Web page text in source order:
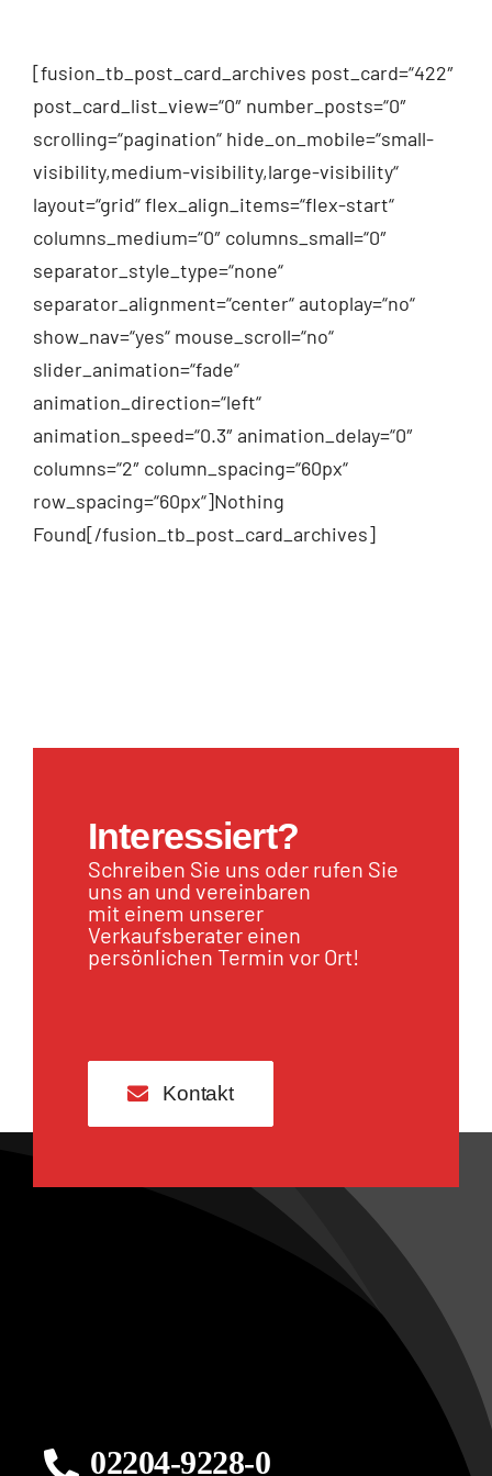
[fusion_tb_post_card_archives post_card=“422″
post_card_list_view=“0″ number_posts=“0″
scrolling=“pagination“ hide_on_mobile=“small-
visibility,medium-visibility,large-visibility“
layout=“grid“ flex_align_items=“flex-start“
columns_medium=“0″ columns_small=“0″
separator_style_type=“none“
separator_alignment=“center“ autoplay=“no“
show_nav=“yes“ mouse_scroll=“no“
slider_animation=“fade“
animation_direction=“left“
animation_speed=“0.3″ animation_delay=“0″
columns=“2″ column_spacing=“60px“
row_spacing=“60px“]Nothing
Found[/fusion_tb_post_card_archives]
Interessiert?
Schreiben Sie uns oder rufen Sie
uns an und vereinbaren
mit einem unserer
Verkaufsberater einen
persönlichen Termin vor Ort!
Kontakt
02204-9228-0